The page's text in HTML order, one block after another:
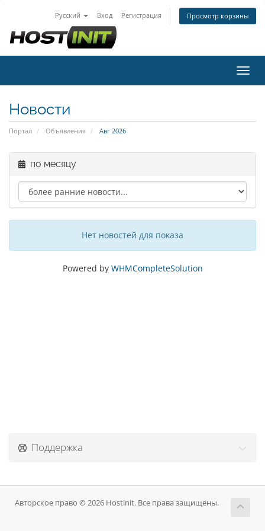
Русский Вход Регистрация Просмотр корзины
Новости
Портал Объявления Авг 2026
по месяцу
Нет новостей для показа
Powered by WHMCompleteSolution
Поддержка
Авторское право © 2026 Hostinit. Все права защищены.